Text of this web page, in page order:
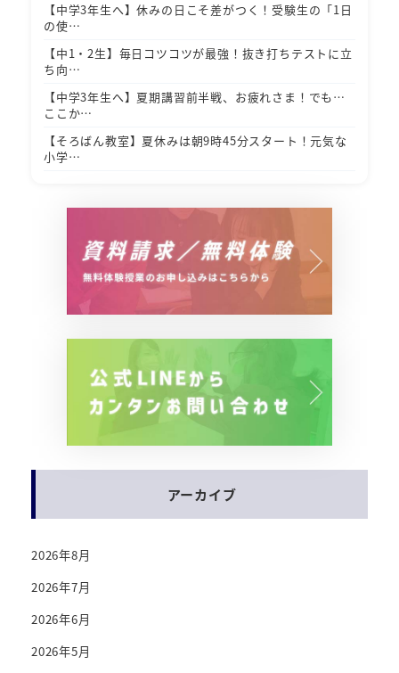
【中学3年生へ】休みの日こそ差がつく！受験生の「1日
の使…
【中1・2生】毎日コツコツが最強！抜き打ちテストに立
ち向…
【中学3年生へ】夏期講習前半戦、お疲れさま！でも…
ここか…
【そろばん教室】夏休みは朝9時45分スタート！元気な
小学…
アーカイブ
2026年8月
2026年7月
2026年6月
2026年5月